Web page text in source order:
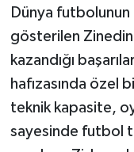
Dünya futbolunun
gösterilen
kazandığı
hafızasında özel
teknik kapasite,
sayesinde futbol